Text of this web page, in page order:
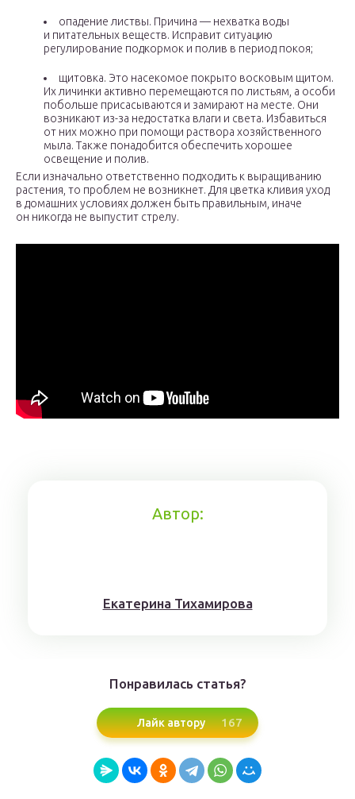
опадение листвы. Причина — нехватка воды
и питательных веществ. Исправит ситуацию
регулирование подкормок и полив в период покоя;
щитовка. Это насекомое покрыто восковым щитом.
Их личинки активно перемещаются по листьям, а особи
побольше присасываются и замирают на месте. Они
возникают из-за недостатка влаги и света. Избавиться
от них можно при помощи раствора хозяйственного
мыла. Также понадобится обеспечить хорошее
освещение и полив.
Если изначально ответственно подходить к выращиванию
растения, то проблем не возникнет. Для цветка кливия уход
в домашних условиях должен быть правильным, иначе
он никогда не выпустит стрелу.
Автор:
Eкaтерина Тихaмировa
Понравилась статья?
Лайк автору 167